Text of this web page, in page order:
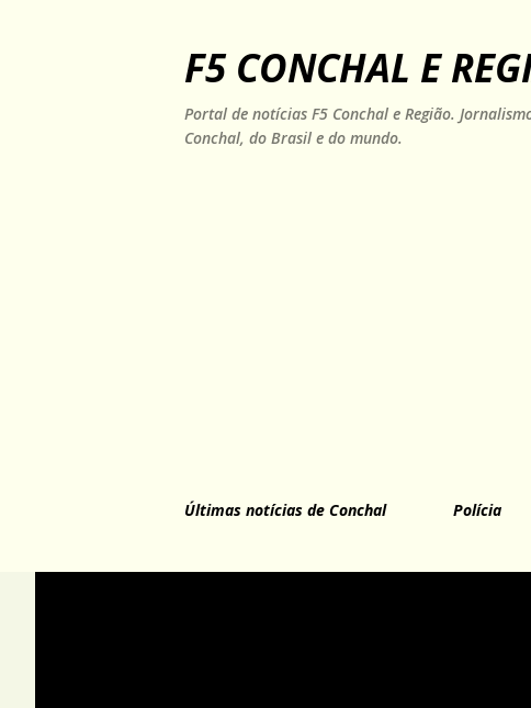
F5 CONCHAL E
Portal de notícias F5 Conchal e Região.
Conchal, do Brasil e do mundo.
Últimas notícias de Conchal Polícia